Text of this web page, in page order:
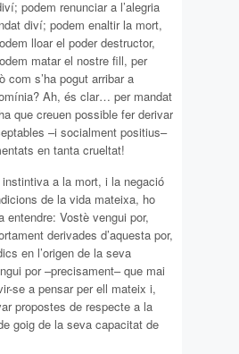
podem renunciar a l’alegria
diví; podem enaltir la mort,
lloar el poder destructor,
matar el nostre fill, per
s’ha pogut arribar a
Ah, és clar… per mandat
que creuen possible fer derivar
–i socialment positius–
en tanta crueltat!
a la mort, i la negació
de la vida mateixa, ho
entendre: Vostè vengui por,
derivades d’aquesta por,
en l’origen de la seva
por –precisament– que mai
se a pensar per ell mateix i,
propostes de respecte a la
goig de la seva capacitat de